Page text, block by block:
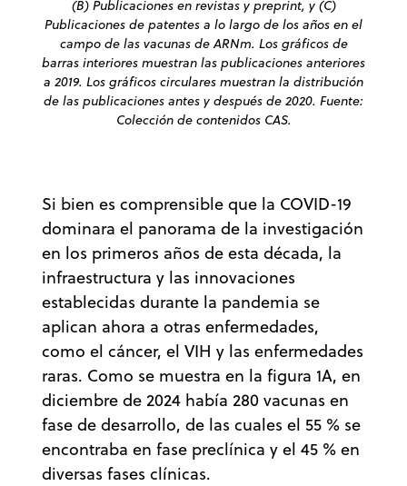
(B) Publicaciones en revistas y preprint, y (C)
Publicaciones de patentes a lo largo de los años en el
campo de las vacunas de ARNm. Los gráficos de
barras interiores muestran las publicaciones anteriores
a 2019. Los gráficos circulares muestran la distribución
de las publicaciones antes y después de 2020. Fuente:
Colección de contenidos CAS.
Si bien es comprensible que la COVID-19
dominara el panorama de la investigación
en los primeros años de esta década, la
infraestructura y las innovaciones
establecidas durante la pandemia se
aplican ahora a otras enfermedades,
como el cáncer, el VIH y las enfermedades
raras. Como se muestra en la figura 1A, en
diciembre de 2024 había 280 vacunas en
fase de desarrollo, de las cuales el 55 % se
encontraba en fase preclínica y el 45 % en
diversas fases clínicas.